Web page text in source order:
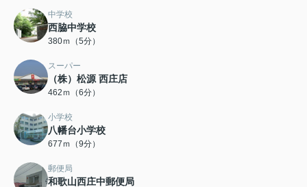
中学校
西脇中学校
380ｍ（5分）
スーパー
（株）松源 西庄店
462ｍ（6分）
小学校
八幡台小学校
677ｍ（9分）
郵便局
和歌山西庄中郵便局